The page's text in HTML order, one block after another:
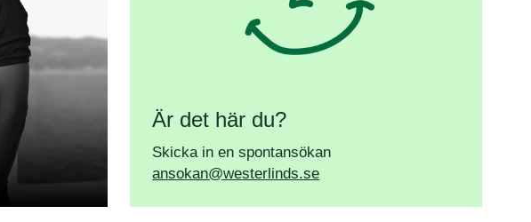
Är det här du?
Skicka in en spontansökan
ansokan@westerlinds.se